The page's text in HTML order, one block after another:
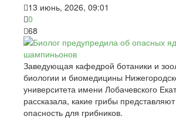
13 июнь, 2026, 09:01
0
68
Заведующая кафедрой ботаники и
биологии и биомедицины
университета имени Лобачевского
рассказала, какие грибы
опасность для грибников.